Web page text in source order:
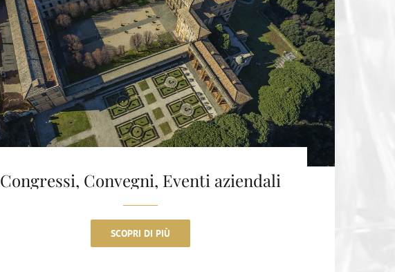
Congressi, Convegni, Eventi aziendali
SCOPRI DI PIÙ